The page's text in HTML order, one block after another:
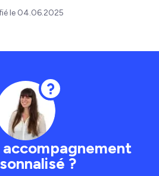
le 04.06.2025
accompagnement
?